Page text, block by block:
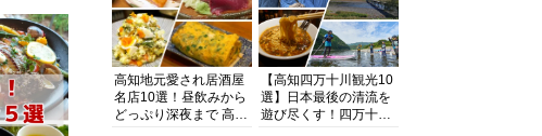
高知地元愛され居酒屋
名店10選！昼飲みから
どっぷり深夜まで 高知
【高知四万十川観光10
選】日本最後の清流を
遊び尽くす！四万十川